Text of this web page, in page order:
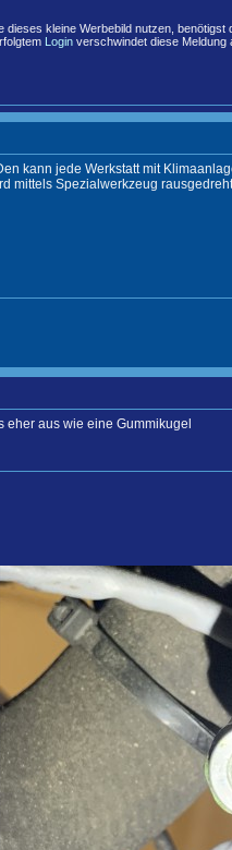
kleine Werbebild nutzen, benötigst
Login verschwindet diese Meldung
kann jede Werkstatt mit
mittels Spezialwerkzeug
aus wie eine Gummikugel